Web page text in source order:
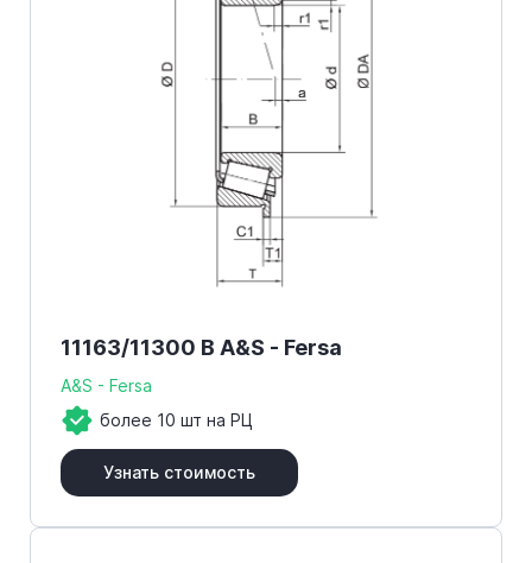
11163/11300 B A&S - Fersa
A&S - Fersa
более 10 шт на РЦ
Узнать стоимость